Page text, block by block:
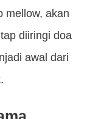
mellow, akan
diiringi doa
awal dari